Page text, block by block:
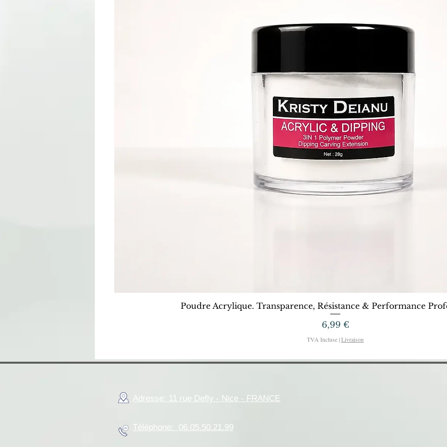
Aperçu rapide
Poudre Acrylique. Transparence, Résistance & Performance
Prix
6,99 €
TVA Incluse |Livraison
Adresse: 11 rue Defly - Nice - FRANCE
Téléphone: 06.05.50.21.99